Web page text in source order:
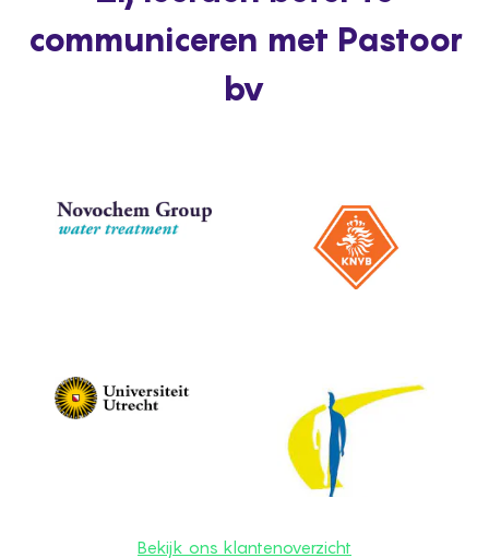
communiceren met Pastoor
bv
Bekijk ons klantenoverzicht